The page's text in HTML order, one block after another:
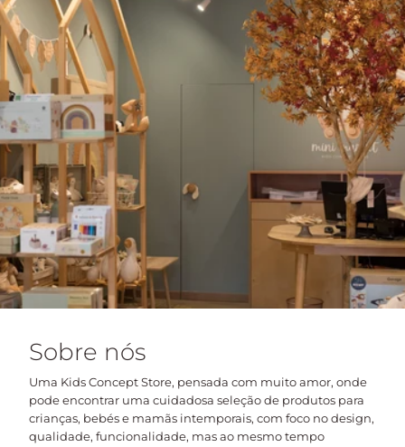
Sobre nós
Uma Kids Concept Store, pensada com muito amor, onde
pode encontrar uma cuidadosa seleção de produtos para
crianças, bebés e mamãs intemporais, com foco no design,
qualidade, funcionalidade, mas ao mesmo tempo